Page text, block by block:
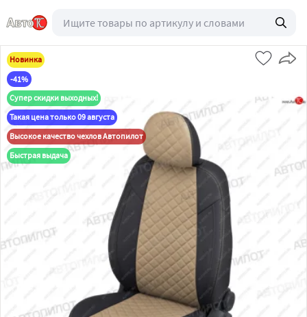
Новинка
-41%
Супер скидки выходных!
Такая цена только 09 августа
Высокое качество чехлов Автопилот
Быстрая выдача